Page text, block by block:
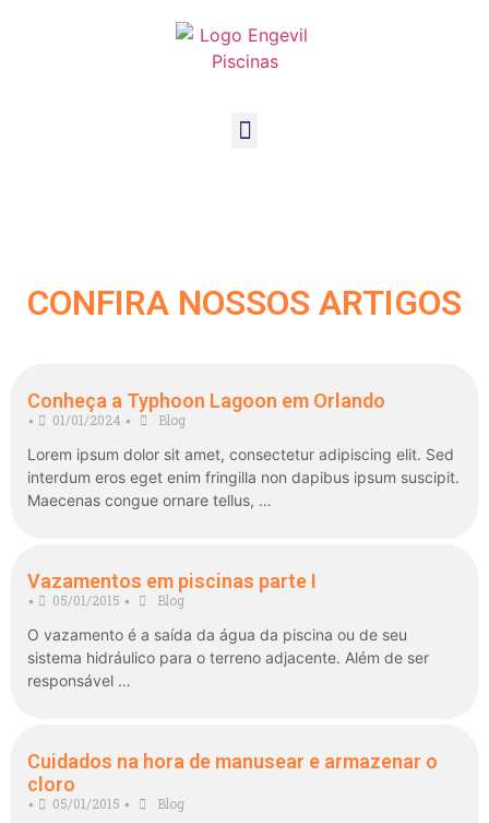
CONFIRA NOSSOS ARTIGOS
Conheça a Typhoon Lagoon em Orlando
• 01/01/2024 • Blog
Lorem ipsum dolor sit amet, consectetur adipiscing elit. Sed
interdum eros eget enim fringilla non dapibus ipsum suscipit.
Maecenas congue ornare tellus, …
Vazamentos em piscinas parte I
• 05/01/2015 • Blog
O vazamento é a saída da água da piscina ou de seu
sistema hidráulico para o terreno adjacente. Além de ser
responsável …
Cuidados na hora de manusear e armazenar o
cloro
• 05/01/2015 • Blog